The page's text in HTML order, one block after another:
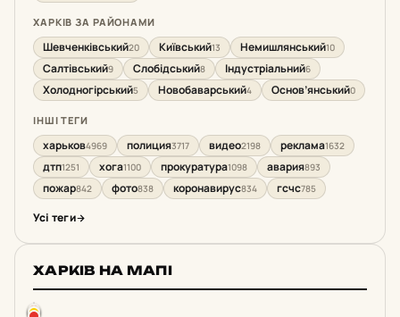
ХАРКІВ ЗА РАЙОНАМИ
Шевченківський20 Київський13 Немишлянський10
Салтівський9 Слобідський8 Індустріальний6
Холодногірський5 Новобаварський4 Основ’янський0
ІНШІ ТЕГИ
харьков4969 полиция3717 видео2198 реклама1632
дтп1251 хога1100 прокуратура1098 авария893
пожар842 фото838 коронавирус834 гсчс785
Усі теги
ХАРКІВ НА МАПІ